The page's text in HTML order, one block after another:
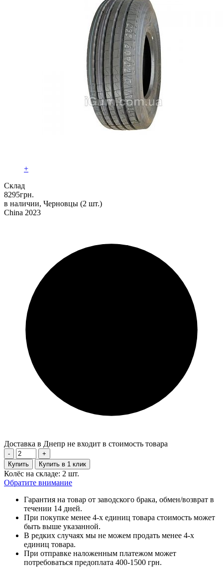
+
Склад
8295грн.
в наличии, Черновцы (2 шт.)
China 2023
Доставка в Днепр не входит в стоимость товара
-
+
Купить
Купить в 1 клик
Колёс на складе: 2 шт.
Обратите внимание
Гарантия на товар от заводского брака, обмен/возврат в
течении 14 дней.
При покупке менее 4-х единиц товара стоимость может
быть выше указанной.
В редких случаях мы не можем продать менее 4-х
единиц товара.
При отправке наложенным платежом может
потребоваться предоплата 400-1500 грн.